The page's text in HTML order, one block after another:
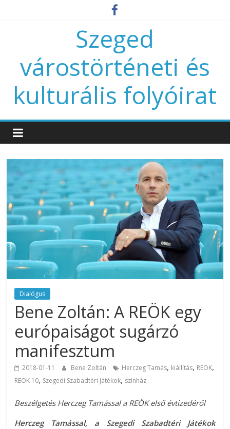
Szeged
várostörténeti és
kulturális folyóirat
Dialógus
Bene Zoltán: A REÖK egy
európaiságot sugárzó
manifesztum
2018-01-11 Bene Zoltán Herczeg Tamás, kiállítás, REÖK,
REÖK 10, Szegedi Szabadtéri Játékok, színház
Beszélgetés Herczeg Tamással a REÖK első évtizedéről
Herczeg Tamással, a Szegedi Szabadtéri Játékok